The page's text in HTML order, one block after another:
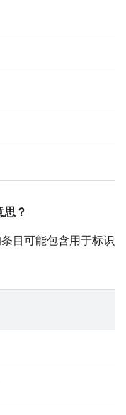
？
目可能包含用于标识